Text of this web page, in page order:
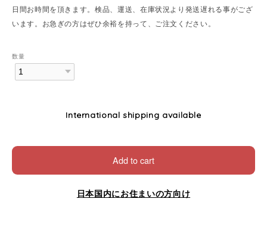
日間お時間を頂きます。検品、運送、在庫状況より発送遅れる事がござ
います。お急ぎの方はぜひ余裕を持って、ご注文ください。
数量
International shipping available
Add to cart
日本国内にお住まいの方向け